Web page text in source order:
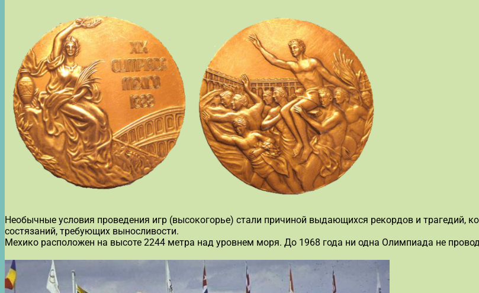
Необычные условия проведения игр (высокогорье) стали причиной выдающихся рекордов и трагедий,
состязаний, требующих выносливости.
Мехико расположен на высоте 2244 метра над уровнем моря. До 1968 года ни одна Олимпиада не